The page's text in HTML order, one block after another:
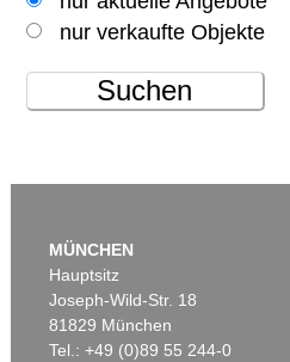
nur verkaufte Objekte
Suchen
MÜNCHEN
Hauptsitz
Joseph-Wild-Str. 18
81829 München
Tel.: +49 (0)89 55 244-0